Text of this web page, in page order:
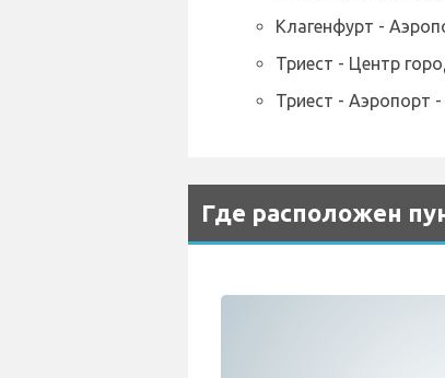
Клагенфурт -
Триест - Центр
Триест - Аэропорт
Где расположен